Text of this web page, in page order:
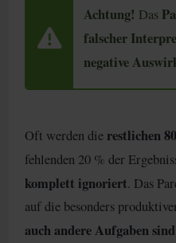
Achtung! Das
falscher
negative
Oft werden die restlichen
fehlenden 20 % der
komplett ignoriert. Das
auf die besonders
auch andere Aufgaben